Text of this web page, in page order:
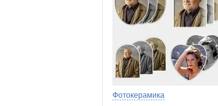
Фотокерамика